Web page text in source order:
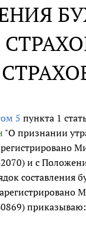
5 пункта 1
"О признании
и с
приказываю: